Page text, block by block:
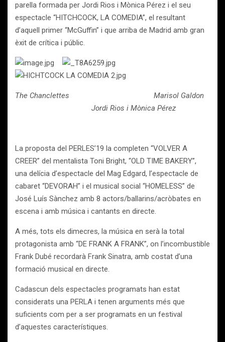
parella formada per Jordi Rios i Mònica Pérez i el seu
espectacle “HITCHCOCK, LA COMEDIA”, el resultant
d’aquell primer “McGuffin” i que arriba de Madrid amb gran
èxit de crítica i públic.
The Chanclettes Marisol Galdon
Jordi Rios i Mònica Pérez
La proposta del PERLES’19 la completen “VOLVER A
CREER” del mentalista Toni Bright, “OLD TIME BAKERY”,
una delícia d’espectacle del Mag Edgard, l’espectacle de
cabaret “DEVORAH” i el musical social “HOMELESS” de
José Luís Sànchez amb 8 actors/ballarins/acròbates en
escena i amb música i cantants en directe.
A més, tots els dimecres, la música en serà la total
protagonista amb “DE FRANK A FRANK”, on l’incombustible
Frank Dubé recordarà Frank Sinatra, amb costat d’una
formació musical en directe.
Cadascun dels espectacles programats han estat
considerats una PERLA i tenen arguments més que
suficients com per a ser programats en un festival
d’aquestes característiques.